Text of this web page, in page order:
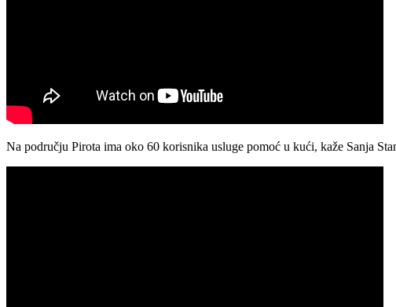
Na području Pirota ima oko 60 korisnika usluge pomoć u kući, kaže Sanja